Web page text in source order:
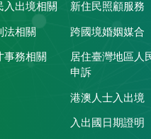
入出境相關
法相關
事務相關
新住民照顧服務
跨國境婚姻媒合
居住臺灣地區人
申訴
港澳人士入出境
入出國日期證明